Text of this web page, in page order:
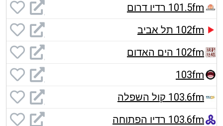
101.5fm רדיו דרום
102fm תל אביב
102fm הים האדום
103fm
103.6fm קול השפלה
103.6fm רדיו הפתוחה